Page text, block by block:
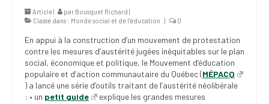
Article | par Bousquet Richard |
Classé dans : Monde social et de l’éducation | 0
En appui à la construction d’un mouvement de protestation
contre les mesures d’austérité jugées inéquitables sur le plan
social, économique et politique, le Mouvement d’éducation
populaire et d’action communautaire du Québec (MÉPACQ
) a lancé une série d’outils traitant de l’austérité néolibérale
: • un petit guide
explique les grandes mesures